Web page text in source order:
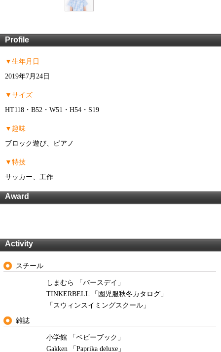
Profile
▼生年月日
2019年7月24日
▼サイズ
HT118・B52・W51・H54・S19
▼趣味
ブロック遊び、ピアノ
▼特技
サッカー、工作
Award
Activity
スチール
しまむら 「バースデイ」
TINKERBELL 「園児服秋冬カタログ」
「スウィンスイミングスクール」
雑誌
小学館 「ベビーブック」
Gakken 「Paprika deluxe」